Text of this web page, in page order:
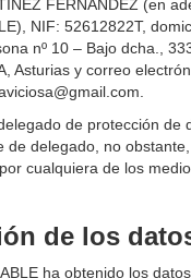
FERNANDEZ (en
NIF: 52612822T,
nº 10 – Bajo dcha.
Asturias y correo
de protección de
de delegado, no
cualquiera de los
de los
ha obtenido los